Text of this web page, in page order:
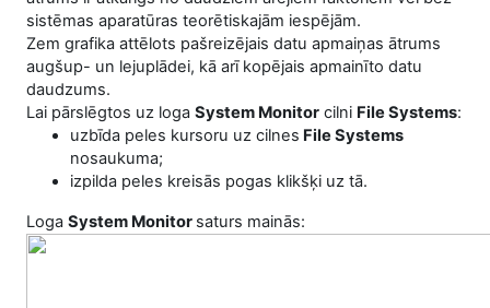
sistēmas aparatūras teorētiskajām iespējām.
Zem grafika attēlots pašreizējais datu apmaiņas ātrums
augšup- un lejuplādei, kā arī kopējais apmainīto datu
daudzums.
Lai pārslēgtos uz loga System Monitor cilni File Systems:
uzbīda peles kursoru uz cilnes File Systems
nosaukuma;
izpilda peles kreisās pogas klikšķi uz tā.
Loga System Monitor saturs mainās: